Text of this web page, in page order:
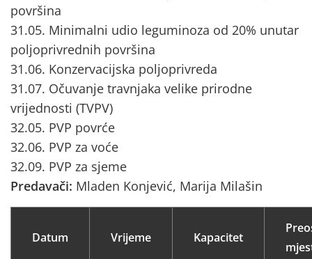
površina
31.05. Minimalni udio leguminoza od 20% unutar
poljoprivrednih površina
31.06. Konzervacijska poljoprivreda
31.07. Očuvanje travnjaka velike prirodne
vrijednosti (TVPV)
32.05. PVP povrće
32.06. PVP za voće
32.09. PVP za sjeme
Predavači: Mladen Konjević, Marija Milašin
Datum Vrijeme Kapacitet